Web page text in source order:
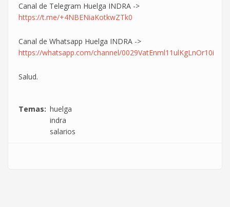
Canal de Telegram Huelga INDRA ->
https://t.me/+4NBENiaKotkwZTk0
Canal de Whatsapp Huelga INDRA ->
https://whatsapp.com/channel/0029VatEnml11ulKgLnOr10i
Salud.
Temas
huelga
indra
salarios